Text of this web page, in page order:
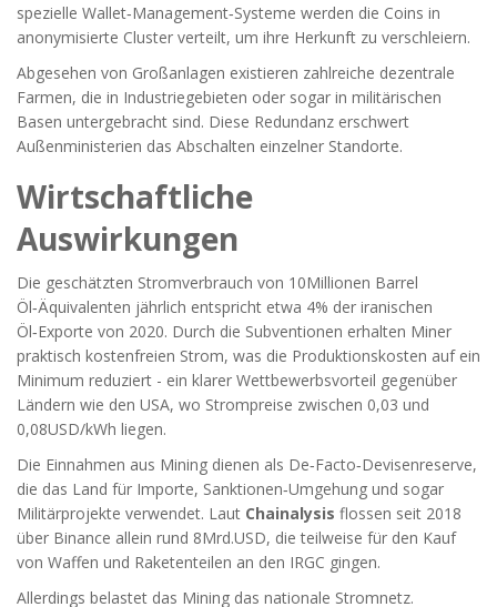
spezielle Wallet‑Management‑Systeme werden die Coins in
anonymisierte Cluster verteilt, um ihre Herkunft zu verschleiern.
Abgesehen von Großanlagen existieren zahlreiche dezentrale
Farmen, die in Industriegebieten oder sogar in militärischen
Basen untergebracht sind. Diese Redundanz erschwert
Außenministerien das Abschalten einzelner Standorte.
Wirtschaftliche
Auswirkungen
Die geschätzten Stromverbrauch von 10Millionen Barrel
Öl‑Äquivalenten jährlich entspricht etwa 4% der iranischen
Öl‑Exporte von 2020. Durch die Subventionen erhalten Miner
praktisch kostenfreien Strom, was die Produktionskosten auf ein
Minimum reduziert - ein klarer Wettbewerbsvorteil gegenüber
Ländern wie den USA, wo Strompreise zwischen 0,03 und
0,08USD/kWh liegen.
Die Einnahmen aus Mining dienen als De‑Facto‑Devisenreserve,
die das Land für Importe, Sanktionen‑Umgehung und sogar
Militärprojekte verwendet. Laut Chainalysis flossen seit 2018
über Binance allein rund 8Mrd.USD, die teilweise für den Kauf
von Waffen und Raketenteilen an den IRGC gingen.
Allerdings belastet das Mining das nationale Stromnetz.